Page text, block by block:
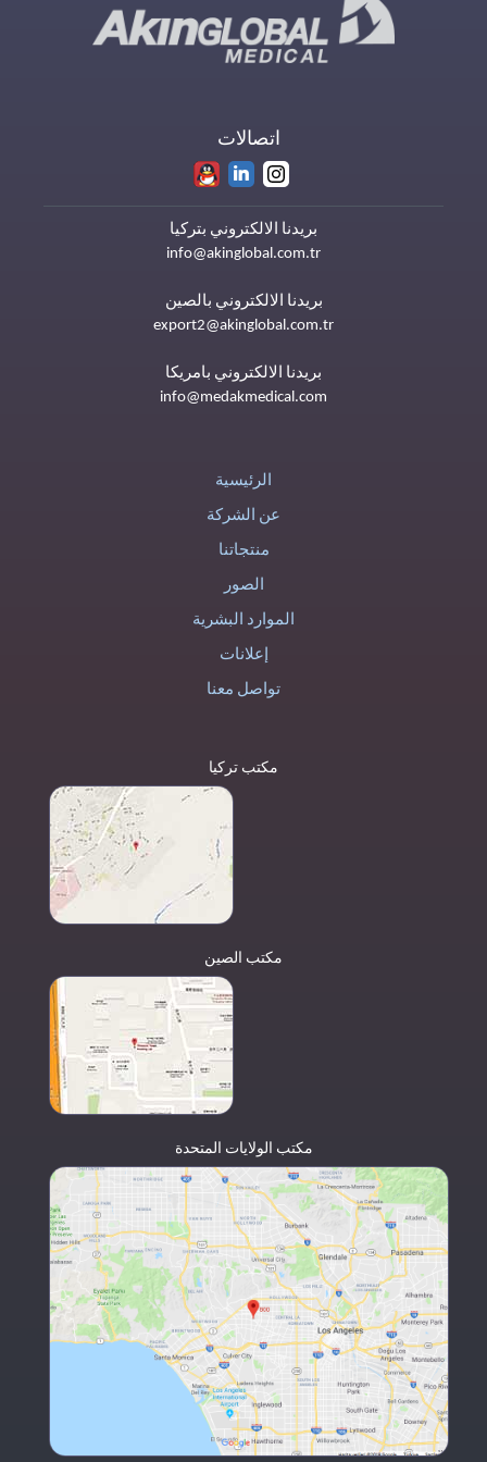
اتصالات
بريدنا الالكتروني بتركيا
info@akinglobal.com.tr
بريدنا الالكتروني بالصين
export2@akinglobal.com.tr
بريدنا الالكتروني بامريكا
info@medakmedical.com
الرئيسية
عن الشركة
منتجاتنا
الصور
الموارد البشرية
إعلانات
تواصل معنا
مكتب تركيا
مكتب الصين
مكتب الولايات المتحدة